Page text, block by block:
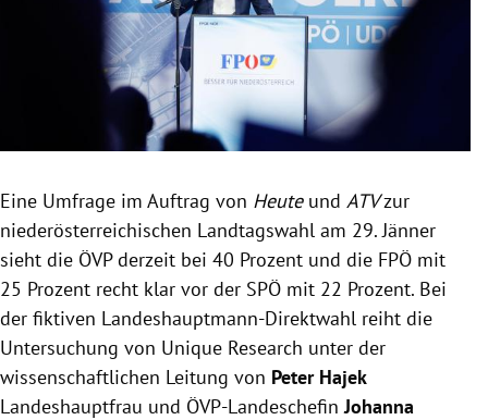
Untermenü
Untermenü
Eine Umfrage im Auftrag von Heuteund ATVzur
niederösterreichischen Landtagswahl am 29. Jänner
sieht die ÖVP derzeit bei 40 Prozent und die FPÖ mit
25 Prozent recht klar vor der SPÖ mit 22 Prozent. Bei
der fiktiven Landeshauptmann-Direktwahl reiht die
Untersuchung von Unique Research unter der
wissenschaftlichen Leitung von Peter Hajek
Landeshauptfrau und ÖVP-LandeschefinJohanna